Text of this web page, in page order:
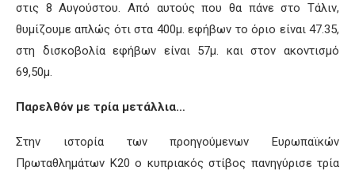
στις 8 Αυγούστου. Από αυτούς που θα πάνε στο Τάλιν,
θυμίζουμε απλώς ότι στα 400μ. εφήβων το όριο είναι 47.35,
στη δισκοβολία εφήβων είναι 57μ. και στον ακοντισμό
69,50μ.
Παρελθόν με τρία μετάλλια…
Στην ιστορία των προηγούμενων Ευρωπαϊκών
Πρωταθλημάτων Κ20 ο κυπριακός στίβος πανηγύρισε τρία